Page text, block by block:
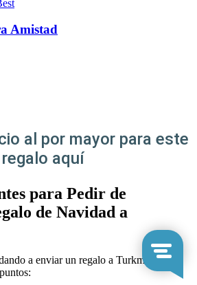
Amistad
al por mayor para este
regalo aquí
para Pedir de
de Navidad a
a enviar un regalo a Turkmenistán,